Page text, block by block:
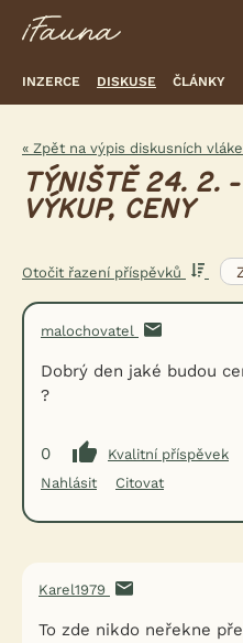
INZERCE DISKUSE ČLÁNKY
« Zpět na výpis diskusních
TÝNIŠTĚ 24. 2. -
VÝKUP, CENY
Otočit řazení příspěvků
malochovatel
Dobrý den jaké budou
?
0
Kvalitní příspěvek
Nahlásit
Citovat
Karel1979
To zde nikdo neřekne